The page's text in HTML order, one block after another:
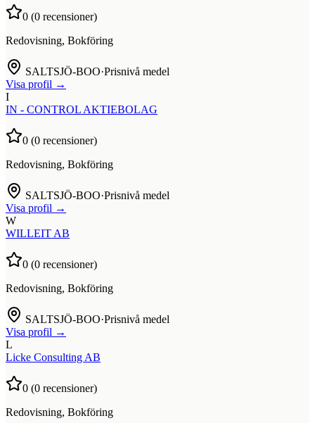
0 (0 recensioner)
Redovisning, Bokföring
SALTSJÖ-BOO·Prisnivå medel
Visa profil →
I
IN - CONTROL AKTIEBOLAG
0 (0 recensioner)
Redovisning, Bokföring
SALTSJÖ-BOO·Prisnivå medel
Visa profil →
W
WILLEIT AB
0 (0 recensioner)
Redovisning, Bokföring
SALTSJÖ-BOO·Prisnivå medel
Visa profil →
L
Licke Consulting AB
0 (0 recensioner)
Redovisning, Bokföring